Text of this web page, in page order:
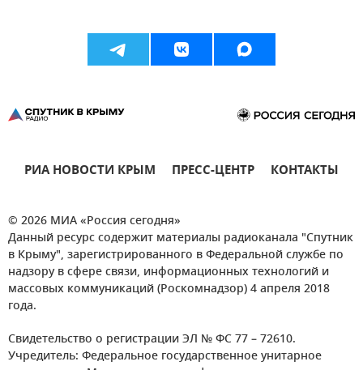
РИА НОВОСТИ КРЫМ ПРЕСС-ЦЕНТР КОНТАКТЫ
© 2026 МИА «Россия сегодня»
Данный ресурс содержит материалы радиоканала "Спутник
в Крыму", зарегистрированного в Федеральной службе по
надзору в сфере связи, информационных технологий и
массовых коммуникаций (Роскомнадзор) 4 апреля 2018
года.
Свидетельство о регистрации ЭЛ № ФС 77 – 72610.
Учредитель: Федеральное государственное унитарное